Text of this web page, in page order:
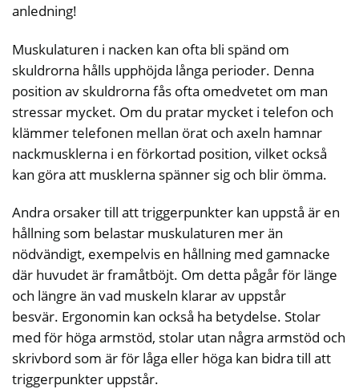
anledning!
Muskulaturen i nacken kan ofta bli spänd om
skuldrorna hålls upphöjda långa perioder. Denna
position av skuldrorna fås ofta omedvetet om man
stressar mycket. Om du pratar mycket i telefon och
klämmer telefonen mellan örat och axeln hamnar
nackmusklerna i en förkortad position, vilket också
kan göra att musklerna spänner sig och blir ömma.
Andra orsaker till att triggerpunkter kan uppstå är en
hållning som belastar muskulaturen mer än
nödvändigt, exempelvis en hållning med gamnacke
där huvudet är framåtböjt. Om detta pågår för länge
och längre än vad muskeln klarar av uppstår
besvär. Ergonomin kan också ha betydelse. Stolar
med för höga armstöd, stolar utan några armstöd och
skrivbord som är för låga eller höga kan bidra till att
triggerpunkter uppstår.